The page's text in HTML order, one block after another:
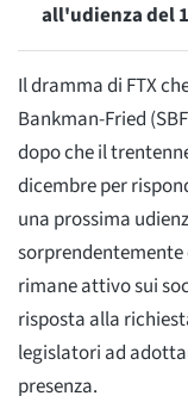
all'udienza del
Il dramma di FTX
Bankman-Fried
dopo che il
dicembre per
una prossima
rimane attivo sui
risposta alla
legislatori ad
presenza.